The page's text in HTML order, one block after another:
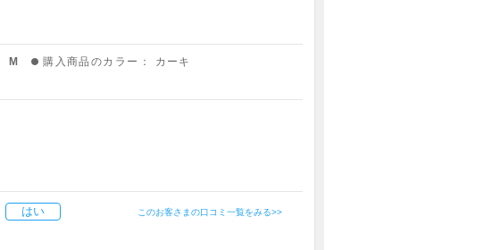
M 購入商品のカラー： カーキ
はい このお客さまの口コミ一覧をみる>>